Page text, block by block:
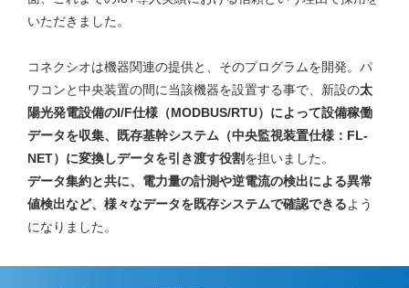
いただきました。
コネクシオは機器関連の提供と、そのプログラムを開発。パ
ワコンと中央装置の間に当該機器を設置する事で、新設の太
陽光発電設備のI/F仕様（MODBUS/RTU）によって設備稼働
データを収集、既存基幹システム（中央監視装置仕様：FL-
NET）に変換しデータを引き渡す役割を担いました。
データ集約と共に、電力量の計測や逆電流の検出による異常
値検出など、様々なデータを既存システムで確認できるよう
になりました。